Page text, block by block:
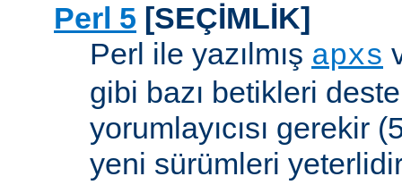
Perl 5 [SEÇİMLİK]
Perl ile yazılmış apxs
gibi bazı betikleri
yorumlayıcısı gerekir
yeni sürümleri